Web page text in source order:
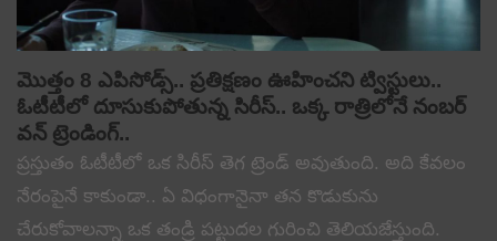
మొత్తం 8 ఎపిసోడ్స్.. ప్రతిక్షణం ఊహించని ట్విస్టులు..
ఓటీటీలో దూసుకుపోతున్న సిరీస్.. ఒక్క రాత్రిలోనే నంబర్
వన్ ట్రెండింగ్..
ప్రస్తుతం ఓటీటీలో ఒక సిరీస్ తెగ ట్రెండ్ అవుతుంది. అది కేవలం
నేరంపైనే కాకుండా.. ఏ విధంగానైనా తన కొడుకును
చేరుకోవాలన్నా ఒక తండ్రి పట్టుదల గురించి తెలియజేస్తుంది.